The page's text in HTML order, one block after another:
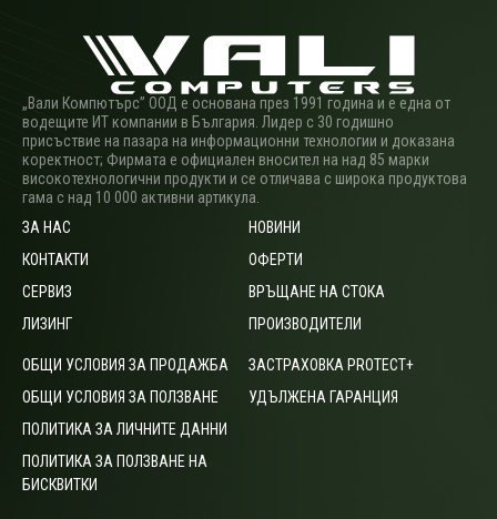
„Вали Компютърс” ООД е основана през 1991 година и е една от
водещите ИТ компании в България. Лидер с 30 годишно
присъствие на пазара на информационни технологии и доказана
коректност; Фирмата е официален вносител на над 85 марки
високотехнологични продукти и се отличава с широка продуктова
гама с над 10 000 активни артикула.
ЗА НАС
КОНТАКТИ
СЕРВИЗ
ЛИЗИНГ
НОВИНИ
ОФЕРТИ
ВРЪЩАНЕ НА СТОКА
ПРОИЗВОДИТЕЛИ
ОБЩИ УСЛОВИЯ ЗА ПРОДАЖБА
ОБЩИ УСЛОВИЯ ЗА ПОЛЗВАНЕ
ПОЛИТИКА ЗА ЛИЧНИТЕ ДАННИ
ПОЛИТИКА ЗА ПОЛЗВАНЕ НА
БИСКВИТКИ
ЗАСТРАХОВКА PROTECT+
УДЪЛЖЕНА ГАРАНЦИЯ